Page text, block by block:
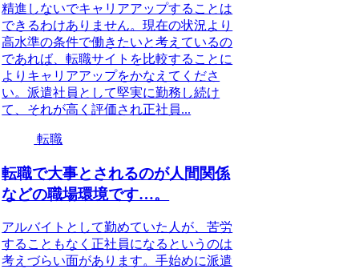
精進しないでキャリアアップすることは
できるわけありません。現在の状況より
高水準の条件で働きたいと考えているの
であれば、転職サイトを比較することに
よりキャリアアップをかなえてくださ
い。派遣社員として堅実に勤務し続け
て、それが高く評価され正社員...
転職
転職で大事とされるのが人間関係
などの職場環境です…。
アルバイトとして勤めていた人が、苦労
することもなく正社員になるというのは
考えづらい面があります。手始めに派遣